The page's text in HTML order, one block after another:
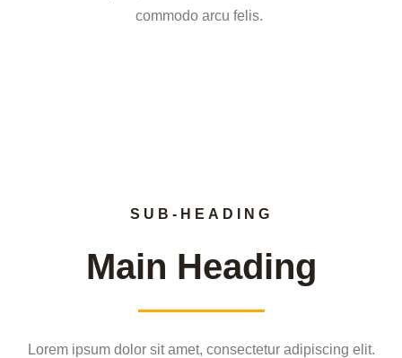
commodo arcu felis.
SUB-HEADING
Main Heading
Lorem ipsum dolor sit amet, consectetur adipiscing elit.